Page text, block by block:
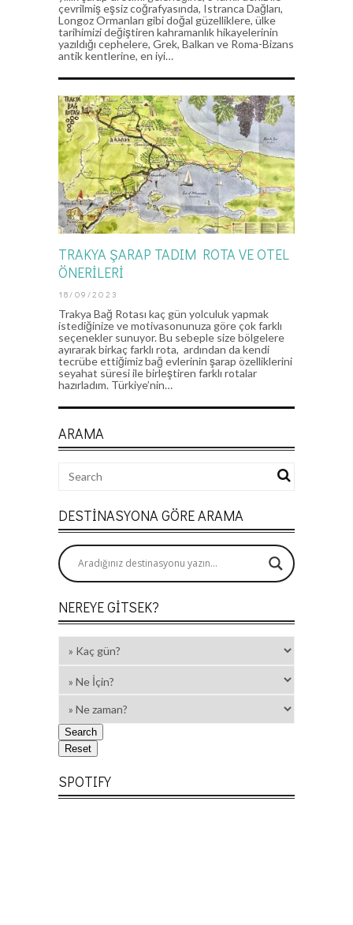
çevrilmiş eşsiz coğrafyasında, Istranca Dağları,
Longoz Ormanları gibi doğal güzelliklere, ülke
tarihimizi değiştiren kahramanlık hikayelerinin
yazıldığı cephelere, Grek, Balkan ve Roma-Bizans
antik kentlerine, en iyi…
TRAKYA ŞARAP TADIM ROTA VE OTEL
ÖNERİLERİ
18/09/2023
Trakya Bağ Rotası kaç gün yolculuk yapmak
istediğinize ve motivasonunuza göre çok farklı
seçenekler sunuyor. Bu sebeple size bölgelere
ayırarak birkaç farklı rota, ardından da kendi
tecrübe ettiğimiz bağ evlerinin şarap özelliklerini
seyahat süresi ile birleştiren farklı rotalar
hazırladım. Türkiye’nin…
ARAMA
DESTINASYONA GÖRE ARAMA
NEREYE GITSEK?
SPOTIFY